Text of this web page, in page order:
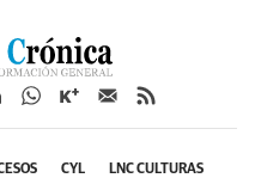
CYL LNC CULTURAS